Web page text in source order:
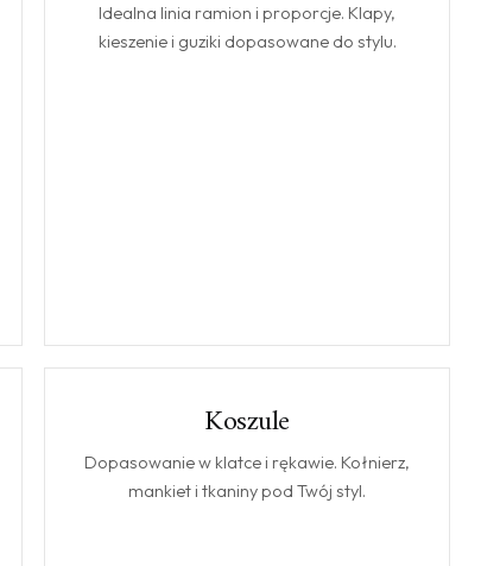
Idealna linia ramion i proporcje. Klapy,
kieszenie i guziki dopasowane do stylu.
Koszule
Dopasowanie w klatce i rękawie. Kołnierz,
mankiet i tkaniny pod Twój styl.